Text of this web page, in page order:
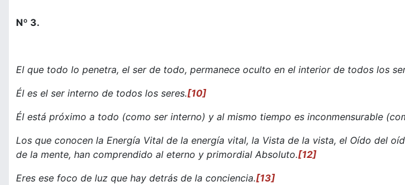
Nº 3.
El que todo lo penetra, el ser de todo, permanece oculto en el interior de todos los
Él es el ser interno de todos los seres.[10]
Él está próximo a todo (como ser interno) y al mismo tiempo es inconmensurable
Los que conocen la Energía Vital de la energía vital, la Vista de la vista, el Oído del
de la mente, han comprendido al eterno y primordial Absoluto.[12]
Eres ese foco de luz que hay detrás de la conciencia.[13]